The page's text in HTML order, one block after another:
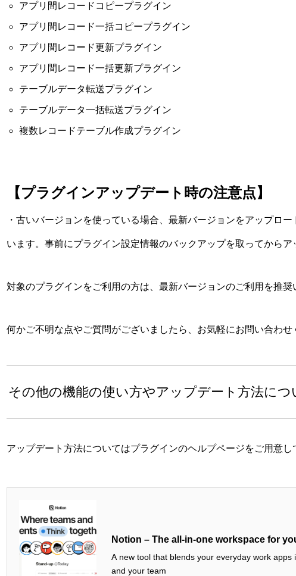
アプリ間レコードコピープラグイン
アプリ間レコード一括コピープラグイン
アプリ間レコード更新プラグイン
アプリ間レコード一括更新プラグイン
テーブルデータ転送プラグイン
テーブルデータ一括転送プラグイン
複数レコードテーブル作成プラグイン
【プラグインアップデート時の注意点】
・古いバージョンを使っている場合、最新バージョンをアップロ
います。事前にプラグイン設定情報のバックアップを取ってからア
対象のプラグインをご利用の方は、最新バージョンのご利用を推奨
何かご不明な点やご質問がございましたら、お気軽にお問い合わせ
その他の機能の使い方やアップデート方法につ
アップデート方法についてはプラグインのヘルプページをご用意し
Notion – The all-in-one workspace for
A new tool that blends your everyday work apps
and your team